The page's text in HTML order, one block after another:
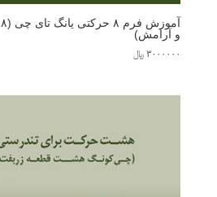
و آرامش)
۳۰۰۰۰۰۰ ﷼